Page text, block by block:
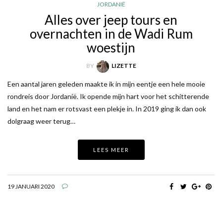
JORDANIË
Alles over jeep tours en
overnachten in de Wadi Rum
woestijn
BY LIZETTE
Een aantal jaren geleden maakte ik in mijn eentje een hele mooie
rondreis door Jordanië. Ik opende mijn hart voor het schitterende
land en het nam er rotsvast een plekje in. In 2019 ging ik dan ook
dolgraag weer terug…
LEES MEER
19 JANUARI 2020